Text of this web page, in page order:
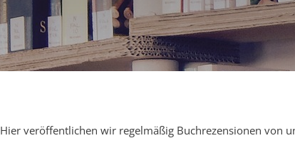
Hier veröffentlichen wir regelmäßig Buchrezensionen von